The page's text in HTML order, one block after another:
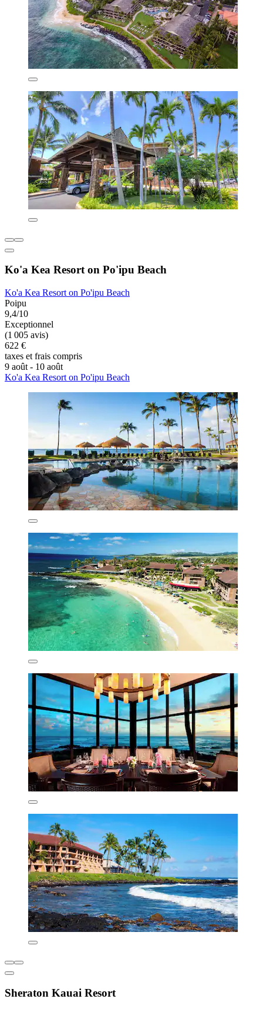
Ko'a Kea Resort on Po'ipu Beach
Ko'a Kea Resort on Po'ipu Beach
Poipu
9,4/10
Exceptionnel
(1 005 avis)
622 €
taxes et frais compris
9 août - 10 août
Ko'a Kea Resort on Po'ipu Beach
Sheraton Kauai Resort